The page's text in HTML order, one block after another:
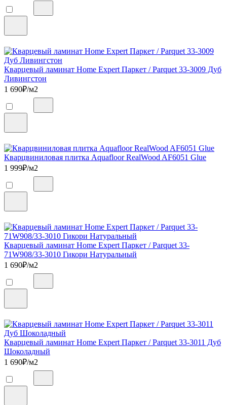
Кварцевый ламинат Home Expert Паркет / Parquet 33-3009 Дуб
Ливингстон
1 690₽/м2
Кварцвиниловая плитка Aquafloor RealWood AF6051 Glue
1 999₽/м2
Кварцевый ламинат Home Expert Паркет / Parquet 33-
71W908/33-3010 Гикори Натуральный
1 690₽/м2
Кварцевый ламинат Home Expert Паркет / Parquet 33-3011 Дуб
Шоколадный
1 690₽/м2